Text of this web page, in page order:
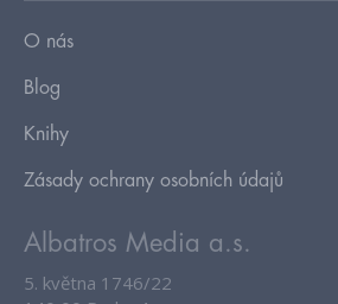
O nás
Blog
Knihy
Zásady ochrany osobních údajů
Albatros Media a.s.
5. května 1746/22